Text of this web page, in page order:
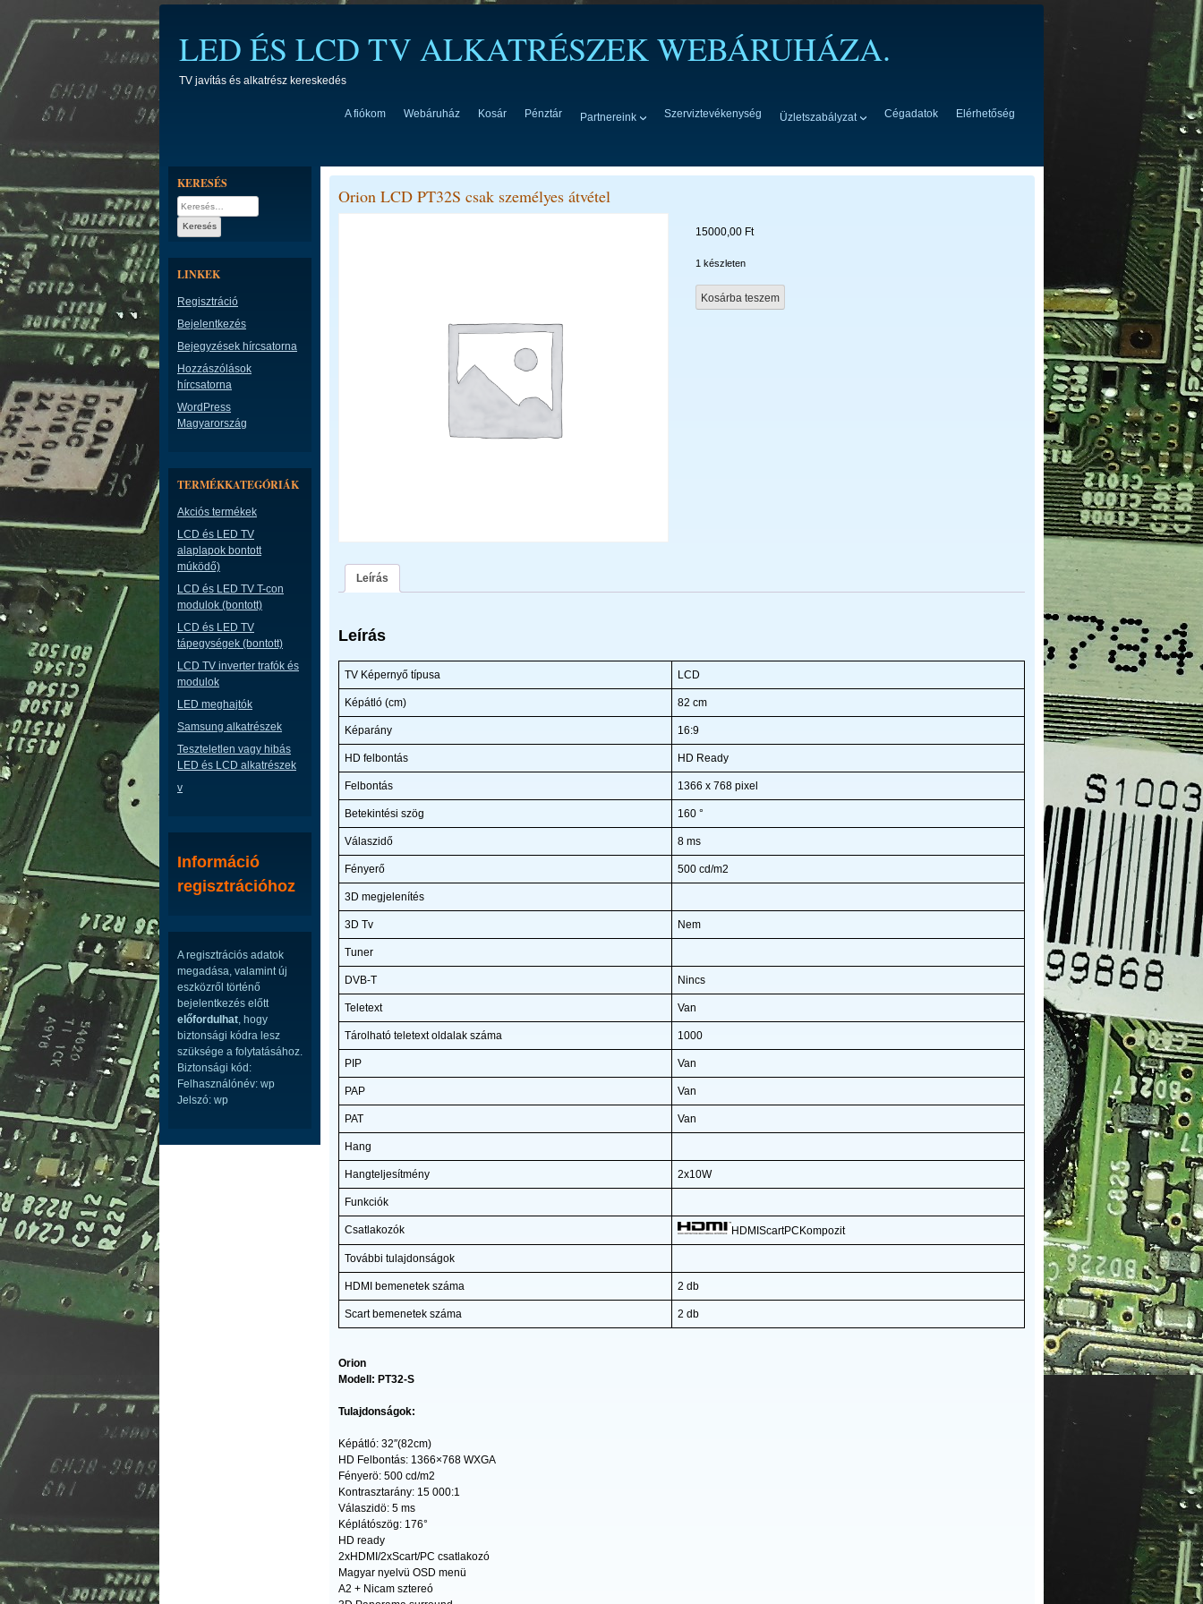
content
LED ÉS LCD TV ALKATRÉSZEK WEBÁRUHÁZA.
TV javítás és alkatrész kereskedés
A fiókom Webáruház Kosár Pénztár Partnereink Szerviztevékenység Üzletszabályzat Cégadatok Elérhetőség
Orion LCD PT32S csak személyes átvétel
15000,00 Ft
1 készleten
Orion
LCD
Kosárba teszem
Leírás
Leírás
TV Képernyő típusa LCD
Képátló (cm) 82 cm
Képarány 16:9
HD felbontás HD Ready
Felbontás 1366 x 768 pixel
Betekintési szög 160 °
Válaszidő 8 ms
Fényerő 500 cd/m2
3D megjelenítés
3D Tv Nem
Tuner
DVB-T Nincs
Teletext Van
Tárolható teletext oldalak száma 1000
PIP Van
PAP Van
PAT Van
Hang
Hangteljesítmény 2x10W
Funkciók
Csatlakozók HDMIScartPCKompozit
További tulajdonságok
HDMI bemenetek száma 2 db
Scart bemenetek száma 2 db
Orion
Modell: PT32-S
Tulajdonságok:
Képátló: 32″(82cm)
HD Felbontás: 1366×768 WXGA
Fényerö: 500 cd/m2
Kontrasztarány: 15 000:1
Válaszidö: 5 ms
Képlátószög: 176°
HD ready
2xHDMI/2xScart/PC csatlakozó
Magyar nyelvü OSD menü
A2 + Nicam sztereó
KERESÉS
Keresés:
LINKEK
Regisztráció
Bejelentkezés
Bejegyzések hírcsatorna
Hozzászólások
hírcsatorna
WordPress
Magyarország
TERMÉKKATEGÓRIÁK
Akciós termékek
LCD és LED TV
alaplapok bontott
múködő)
LCD és LED TV T-con
modulok (bontott)
LCD és LED TV
tápegységek (bontott)
LCD TV inverter trafók és
modulok
LED meghajtók
Samsung alkatrészek
Teszteletlen vagy hibás
LED és LCD alkatrészek
v
Információ
regisztrációhoz
A regisztrációs adatok
megadása, valamint új
eszközről történő
bejelentkezés előtt
előfordulhat, hogy
biztonsági kódra lesz
szüksége a folytatásához.
Biztonsági kód:
Felhasználónév: wp
Jelszó: wp